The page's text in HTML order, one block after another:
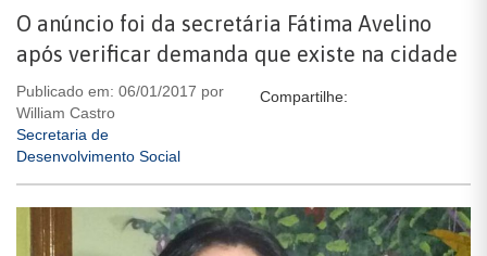
O anúncio foi da secretária Fátima Avelino
após verificar demanda que existe na cidade
Publicado em: 06/01/2017 por
William Castro
Secretaria de
Desenvolvimento Social
Compartilhe: